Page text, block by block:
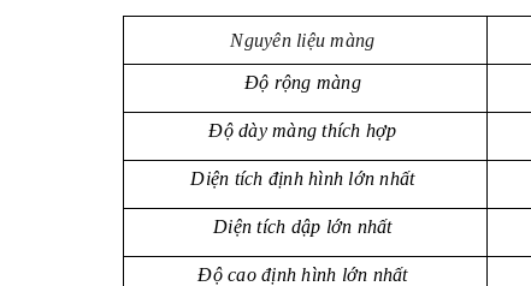
Nguyên liệu màng
Độ rộng màng
Độ dày màng thích hợp
Diện tích định hình lớn nhất
Diện tích dập lớn nhất
Độ cao định hình lớn nhất